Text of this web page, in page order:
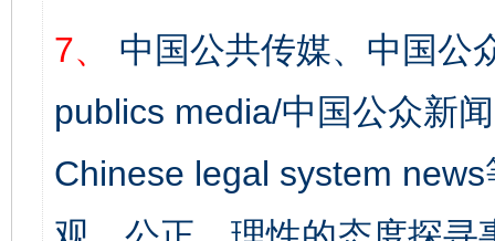
7、
中国公共传媒、中国公
publics media/中国公众新
Chinese legal system